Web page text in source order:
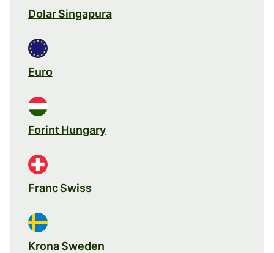
Dolar Singapura
Euro
Forint Hungary
Franc Swiss
Krona Sweden